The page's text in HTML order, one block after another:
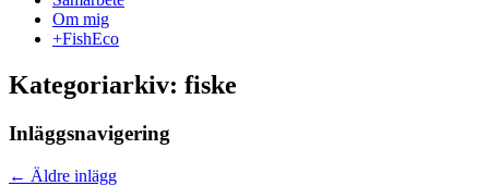
Om mig
+FishEco
Kategoriarkiv: fiske
Inläggsnavigering
← Äldre inlägg